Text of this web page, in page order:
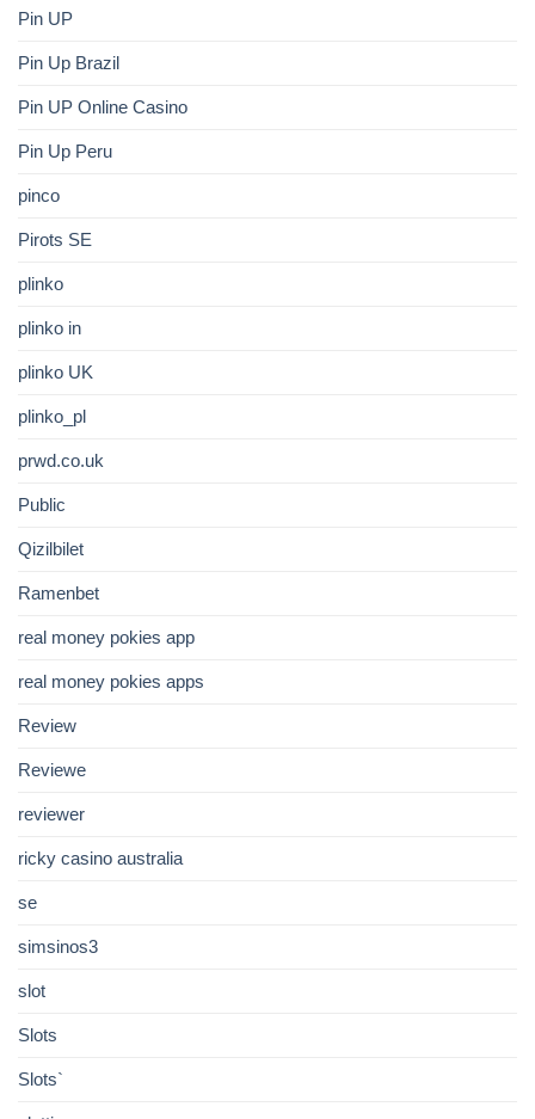
Pin UP
Pin Up Brazil
Pin UP Online Casino
Pin Up Peru
pinco
Pirots SE
plinko
plinko in
plinko UK
plinko_pl
prwd.co.uk
Public
Qizilbilet
Ramenbet
real money pokies app
real money pokies apps
Review
Reviewe
reviewer
ricky casino australia
se
simsinos3
slot
Slots
Slots`